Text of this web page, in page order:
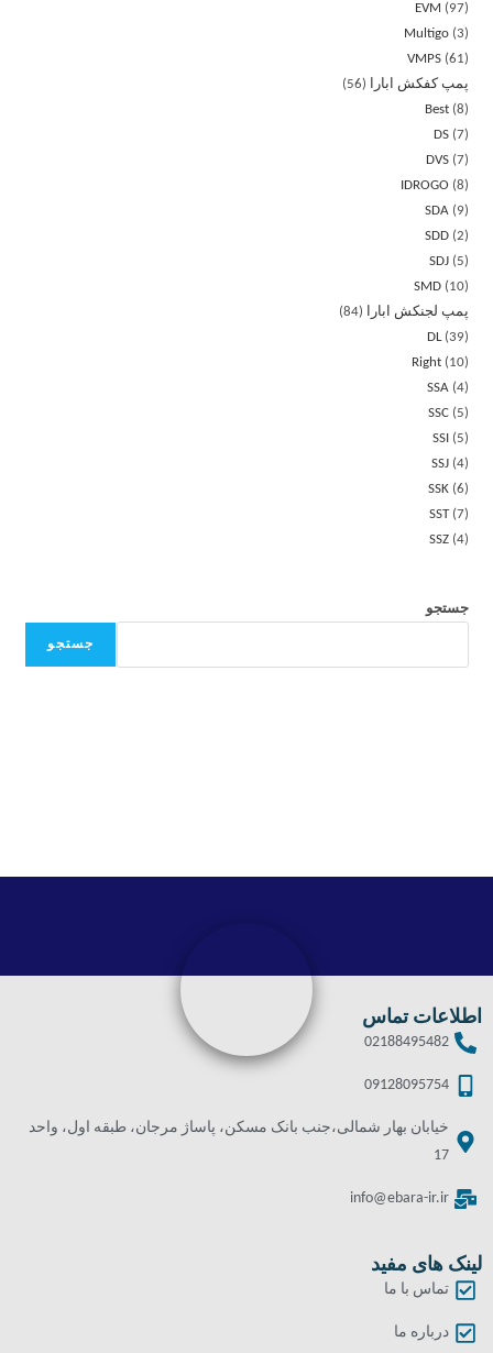
EVM
97
Multigo 3
VMPS 61
پمپ کفکش ابارا
56
Best 8
DS 7
DVS 7
IDROGO
8
SDA
9
SDD 2
SDJ
5
SMD
10
پمپ لجنکش ابارا
84
DL 39
Right
10
SSA 4
SSC
5
SSI
5
SSJ 4
SSK 6
SST 7
SSZ 4
جستجو
جستجو
اطلاعات تماس
02188495482
09128095754
خیابان بهار شمالی،جنب بانک مسکن، پاساژ مرجان، طبقه اول، واحد
17
info@ebara-ir.ir
لینک های مفید
تماس با ما
درباره ما